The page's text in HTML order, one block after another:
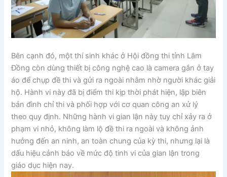
Bên cạnh đó, một thí sinh khác ở Hội đồng thi tỉnh Lâm
Đồng còn dùng thiết bị công nghệ cao là camera gắn ở tay
áo để chụp đề thi và gửi ra ngoài nhằm nhờ người khác giải
hộ. Hành vi này đã bị điểm thi kịp thời phát hiện, lập biên
bản đình chỉ thi và phối hợp với cơ quan công an xử lý
theo quy định. Những hành vi gian lận này tuy chỉ xảy ra ở
phạm vi nhỏ, không làm lộ đề thi ra ngoài và không ảnh
hưởng đến an ninh, an toàn chung của kỳ thi, nhưng lại là
dấu hiệu cảnh báo về mức độ tinh vi của gian lận trong
giáo dục hiện nay.